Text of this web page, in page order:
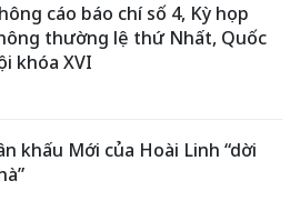
cáo báo chí số 4, Kỳ họp
thường lệ thứ Nhất, Quốc
khóa XVI
khấu Mới của Hoài Linh “dời